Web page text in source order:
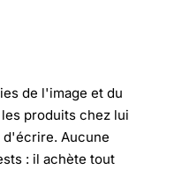
de l'image et du
produits chez lui
d'écrire. Aucune
: il achète tout